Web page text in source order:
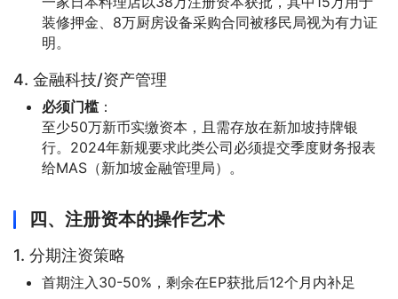
装修押金、8万厨房设备采购合同被移民局视为有力证
明。
4. 金融科技/资产管理
必须门槛：
至少50万新币实缴资本，且需存放在新加坡持牌银
行。2024年新规要求此类公司必须提交季度财务报表
给MAS（新加坡金融管理局）。
四、注册资本的操作艺术
1. 分期注资策略
首期注入30-50%，剩余在EP获批后12个月内补足